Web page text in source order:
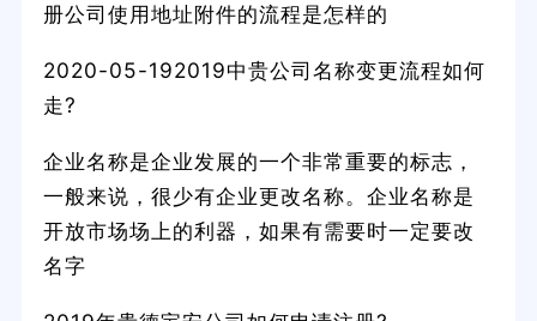
册公司使用地址附件的流程是怎样的
2020-05-192019中贵公司名称变更流程如何
走?
企业名称是企业发展的一个非常重要的标志，
一般来说，很少有企业更改名称。企业名称是
开放市场场上的利器，如果有需要时一定要改
名字